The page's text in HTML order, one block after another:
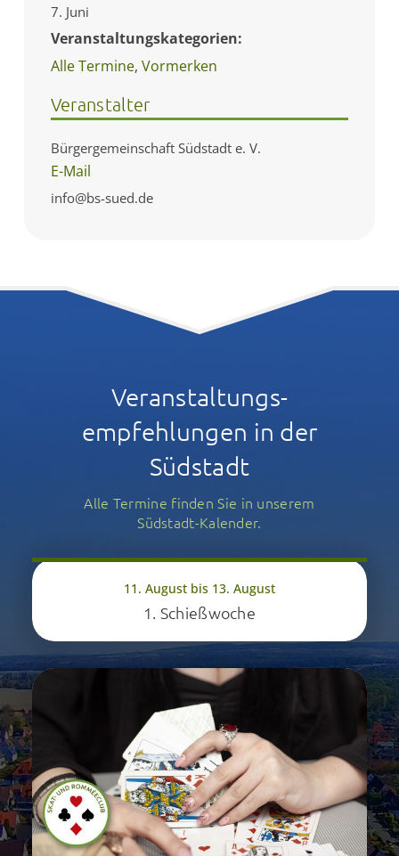
7. Juni
Veranstaltungskategorien:
Alle Termine, Vormerken
Veranstalter
Bürgergemeinschaft Südstadt e. V.
E-Mail
info@bs-sued.de
Veranstaltungs­
empfehlungen in der
Südstadt
Alle Termine finden Sie in unserem
Südstadt-Kalender.
11. August bis 13. August
1. Schießwoche